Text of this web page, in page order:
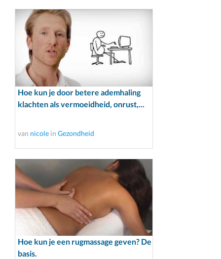
Hoe kun je door betere ademhaling
klachten als vermoeidheid, onrust,...
van nicole in Gezondheid
Hoe kun je een rugmassage geven? De
basis.